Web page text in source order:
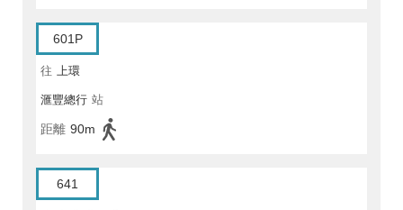
601P
往 上環
滙豐總行 站
距離 90m
641